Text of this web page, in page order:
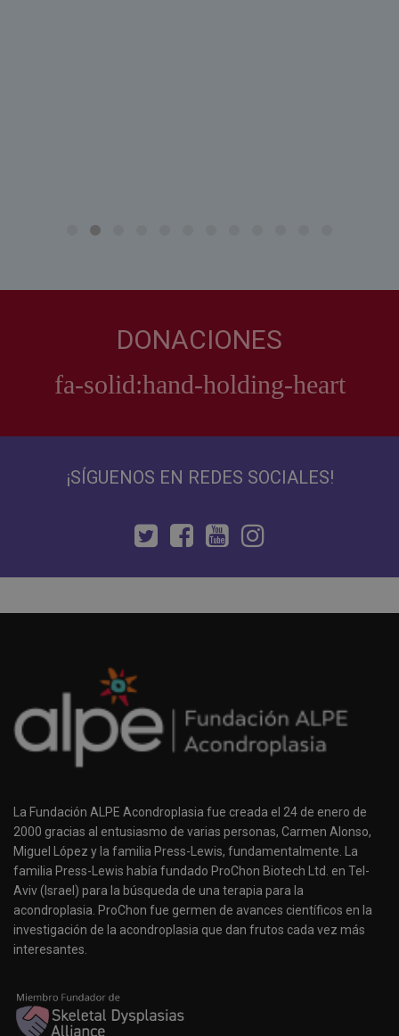
DONACIONES
¡SÍGUENOS EN REDES SOCIALES!
La Fundación ALPE Acondroplasia fue creada el 24 de enero de
2000 gracias al entusiasmo de varias personas, Carmen Alonso,
Miguel López y la familia Press-Lewis, fundamentalmente. La
familia Press-Lewis había fundado ProChon Biotech Ltd. en Tel-
Aviv (Israel) para la búsqueda de una terapia para la
acondroplasia. ProChon fue germen de avances científicos en la
investigación de la acondroplasia que dan frutos cada vez más
interesantes.